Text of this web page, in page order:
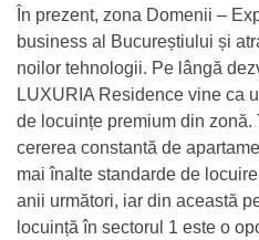
În prezent, zona Domenii –
business al Bucureștiului și
noilor tehnologii. Pe lângă
LUXURIA Residence vine ca
de locuințe premium din zonă.
cererea constantă de
mai înalte standarde de
anii următori, iar din această
locuință în sectorul 1 este o